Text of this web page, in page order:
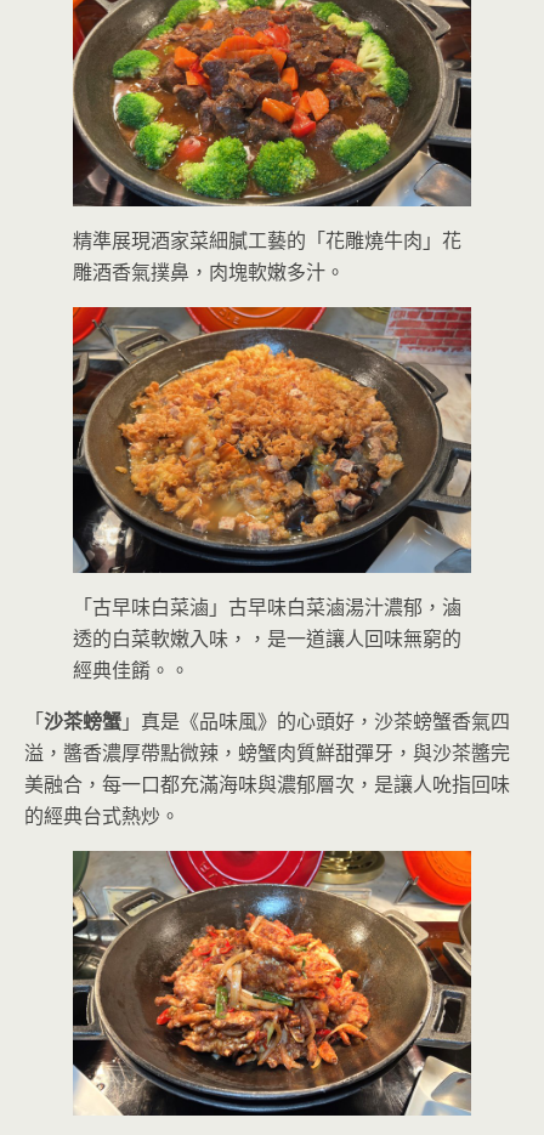
精準展現酒家菜細膩工藝的「花雕燒牛肉」花
雕酒香氣撲鼻，肉塊軟嫩多汁。
「古早味白菜滷」古早味白菜滷湯汁濃郁，滷
透的白菜軟嫩入味，，是一道讓人回味無窮的
經典佳餚。。
「沙茶螃蟹」真是《品味風》的心頭好，沙茶螃蟹香氣四
溢，醬香濃厚帶點微辣，螃蟹肉質鮮甜彈牙，與沙茶醬完
美融合，每一口都充滿海味與濃郁層次，是讓人吮指回味
的經典台式熱炒。